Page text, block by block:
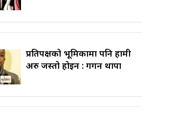
प्रतिपक्षको भूमिकामा पनि हामी
अरु जस्तो होइन : गगन थापा